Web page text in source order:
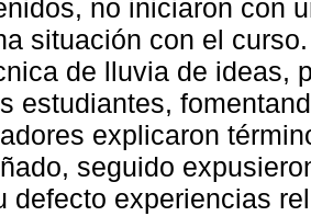
no iniciaron con
situación con el
de lluvia de ideas,
estudiantes,
explicaron
seguido
defecto experiencias